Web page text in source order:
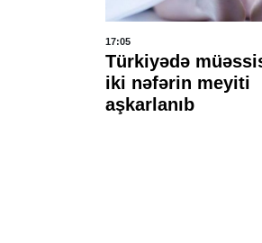
17:05
Türkiyədə
iki nəfərin meyiti
aşkarlanıb